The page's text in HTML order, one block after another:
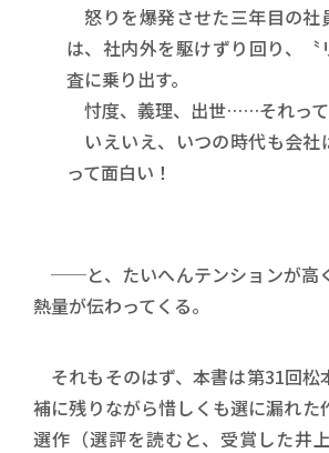
怒りを爆発させた三年目の社
は、社内外を駆けずり回り、〝
査に乗り出す。
忖度、義理、出世……それって
いえいえ、いつの時代も会社
って面白い！
──と、たいへんテンションが高
熱量が伝わってくる。
それもそのはず、本書は第31回松
補に残りながら惜しくも選に漏れた
選作（選評を読むと、受賞した井